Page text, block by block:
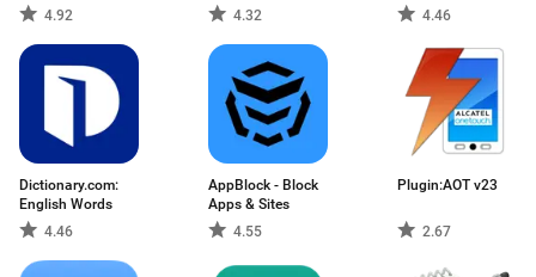
4.92
4.32
4.46
Dictionary.com:
English Words
4.46
AppBlock - Block
Apps & Sites
4.55
Plugin:AOT v23
2.67